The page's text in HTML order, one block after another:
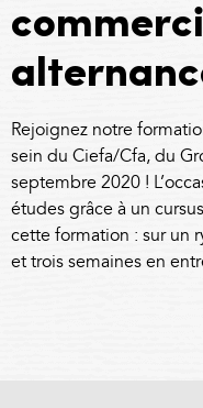
Rejoignez notre
sein du Ciefa/Cfa, du
septembre 2020 !
études grâce à un
cette formation : sur un
et trois semaines en